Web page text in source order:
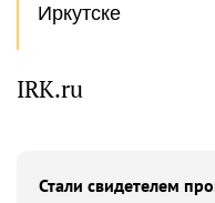
Иркутске
IRK.ru
Стали свидетелем